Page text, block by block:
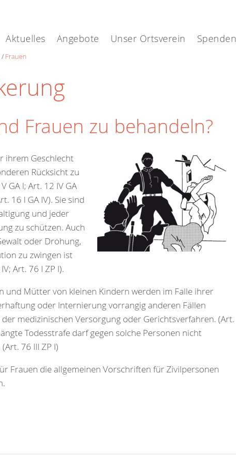
Aktuelles Angebote Unser Ortsverein Spenden
Frauen
Frauen zu behandeln?
ihrem Geschlecht
Rücksicht zu
GA I; Art. 12 IV GA
16 I GA IV). Sie sind
und jeder
zu schützen. Auch
oder Drohung,
zu zwingen ist
Art. 76 I ZP I).
und Mütter von kleinen Kindern werden im Falle ihrer
oder Internierung vorrangig anderen Fällen
der medizinischen Versorgung oder Gerichtsverfahren. (Art.
Todesstrafe darf gegen solche Personen nicht
76 III ZP I)
Frauen die allgemeinen Vorschriften für Zivilpersonen